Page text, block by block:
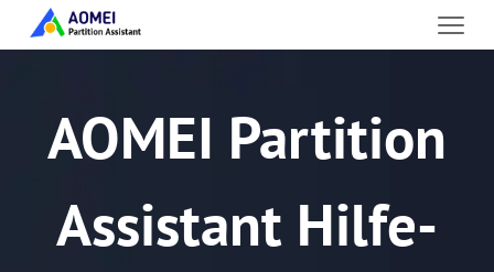
AOMEI Partition
Assistant Hilfe-